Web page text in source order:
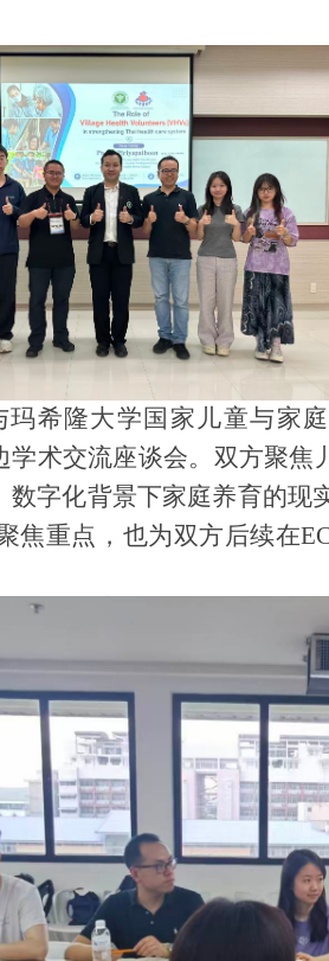
隆大学国家儿童与家庭
术交流座谈会。 双方聚焦
字化背景下家庭养育的
焦重点，也为双方后续在